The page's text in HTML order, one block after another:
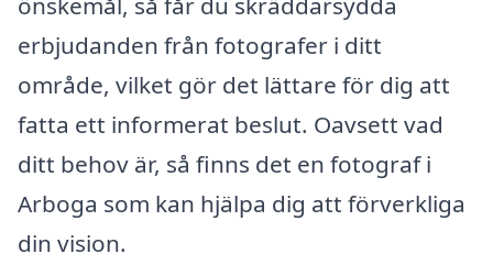
erbjudanden från fotografer i ditt
område, vilket gör det lättare för dig att
fatta ett informerat beslut. Oavsett vad
ditt behov är, så finns det en fotograf i
Arboga som kan hjälpa dig att förverkliga
din vision.